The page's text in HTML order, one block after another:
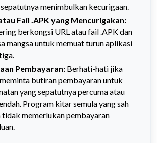
menimbulkan kecurigaan.
Fail .APK yang Mencurigakan:
berkongsi URL atau fail .APK dan
mangsa untuk memuat turun aplikasi
Pembayaran: Berhati-hati jika
butiran pembayaran untuk
yang sepatutnya percuma atau
Program kitar semula yang sah
tidak memerlukan pembayaran